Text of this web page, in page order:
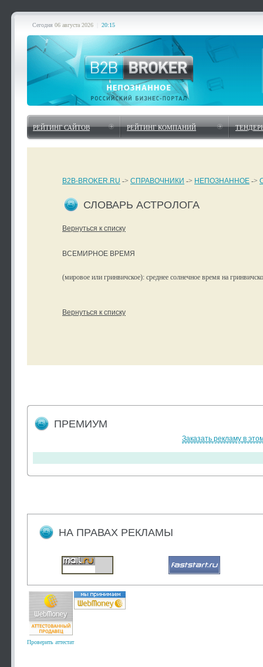
Сегодня 06 августа 2026 20:15
РЕЙТИНГ САЙТОВ РЕЙТИНГ КОМПАНИЙ
B2B-BROKER.RU -> СПРАВОЧНИКИ -> НЕПОЗНАННОЕ ->
СЛОВАРЬ АСТРОЛОГА
Вернуться к списку
ВСЕМИРНОЕ ВРЕМЯ
(мировое или гринвичское): среднее солнечное время на
Вернуться к списку
ПРЕМИУМ
Заказать рекламу в
НА ПРАВАХ РЕКЛАМЫ
Проверить аттестат